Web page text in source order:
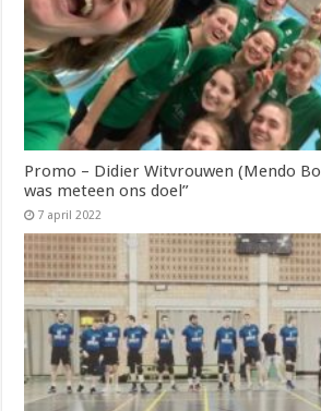
Promo – Didier Witvrouwen (Mendo
was meteen ons doel”
7 april 2022